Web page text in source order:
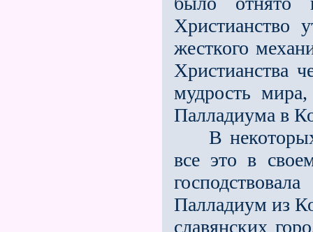
Христианство
жесткого
Христианства
мудрость
Палладиума в
В
все это в
Палладиум из
славянских